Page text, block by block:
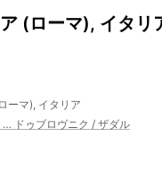
(ローマ), イタリ
ーマ), イタリア
… ドゥブロヴニク / ザダル